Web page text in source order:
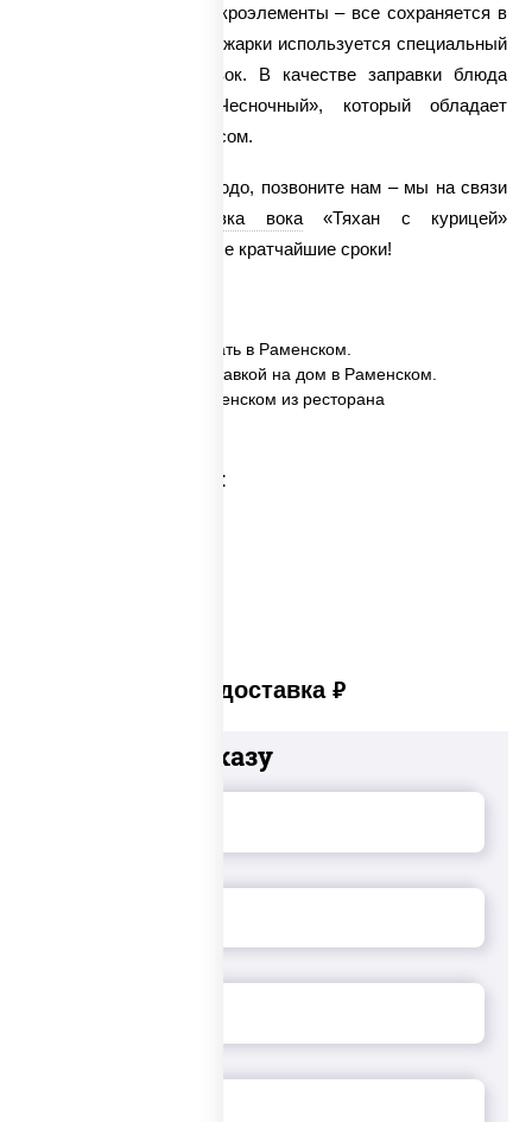
Витамины, макро- и микроэлементы – все сохраняется в
овощах, ведь для их обжарки используется специальный
метод на сковороде вок. В качестве заправки блюда
применяется соус «Чесночный», который обладает
достаточно острым вкусом.
Чтобы заказать это блюдо, позвоните нам – мы на связи
Доставка вока«Тяхан с курицей»
осуществляется в самые кратчайшие сроки!
✅ Тяхан с курицей заказать в Раменском.
✅ Тяхан с курицей с доставкой на дом в Раменском.
✅ Тяхан с курицей в Раменском из ресторана
Категории товара:
Платная доставка руб
Добавьте к заказу